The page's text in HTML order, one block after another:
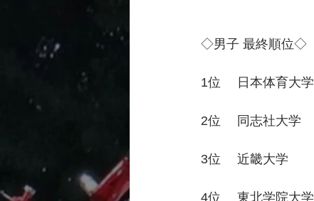
◇男子 最終順位◇
1位　 日本体育大学
2位　 同志社大学
3位　 近畿大学
4位　 東北学院大学